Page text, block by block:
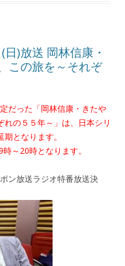
)放送 岡林信康・
この旅を～それぞ
だった「岡林信康・きたや
の５５年～」は、日本シリ
となります。
～20時となります。
ン放送ラジオ特番放送決